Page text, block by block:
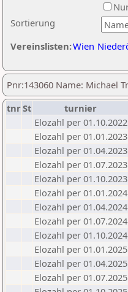
Sortierung
Vereinslisten:Wien
Pnr:143060 Name: Michael
tnrSt turnier
Elozahl per 01.10.2022
Elozahl per 01.01.2023
Elozahl per 01.04.2023
Elozahl per 01.07.2023
Elozahl per 01.10.2023
Elozahl per 01.01.2024
Elozahl per 01.04.2024
Elozahl per 01.07.2024
Elozahl per 01.10.2024
Elozahl per 01.01.2025
Elozahl per 01.04.2025
Elozahl per 01.07.2025